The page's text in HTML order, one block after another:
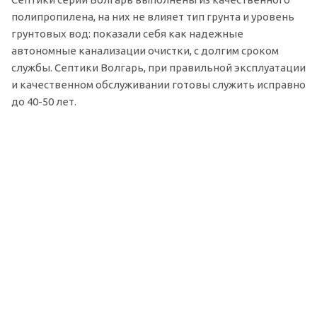
полипропилена, на них не влияет тип грунта и уровень
грунтовых вод: показали себя как надежные
автономные канализации очистки, с долгим сроком
службы. Септики Волгарь, при правильной эксплуатации
и качественном обслуживании готовы служить исправно
до 40-50 лет.